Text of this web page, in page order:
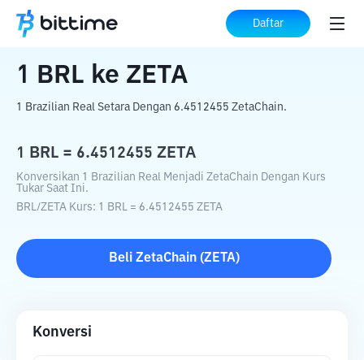
Daftar
Beranda Konverter Kripto ke ZETA
1 BRL ke ZETA
1 Brazilian Real Setara Dengan 6.4512455 ZetaChain.
1 BRL = 6.4512455 ZETA
Konversikan 1 Brazilian Real Menjadi ZetaChain Dengan Kurs
Tukar Saat Ini.
BRL/ZETA Kurs: 1 BRL = 6.4512455 ZETA
Beli ZetaChain(ZETA)
Konversi